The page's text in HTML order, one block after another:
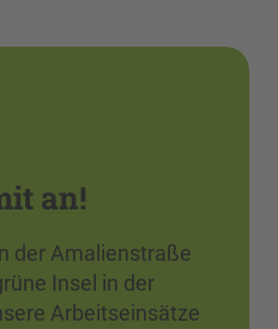
an!
der Amalienstraße
Insel in der
Arbeitseinsätze